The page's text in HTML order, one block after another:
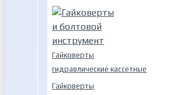
Гайковерты
гидравлические кассетные
Гайковерты